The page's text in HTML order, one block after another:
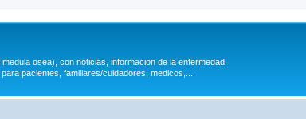
osea), con noticias, informacion de la enfermedad,
pacientes, familiares/cuidadores, medicos,...